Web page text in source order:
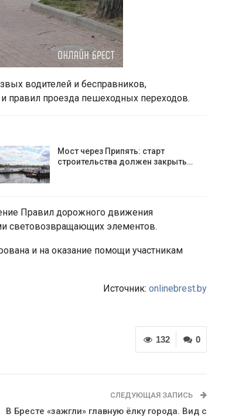
водителей и бесправников,
проезда пешеходных переходов.
Мост через Припять: старт
строительства должен закрыть…
Правил дорожного движения
световозвращающих элементов.
и на оказание помощи участникам
Источник: onlinebrest.by
0
132
СЛЕДУЮЩАЯ ЗАПИСЬ
В Бресте «зажгли» главную ёлку города. Вид с